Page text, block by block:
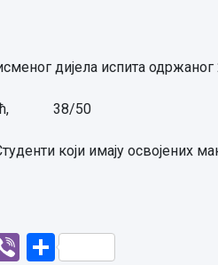
дијела испита одржаног
38/50
који имају освојених
ViberShare